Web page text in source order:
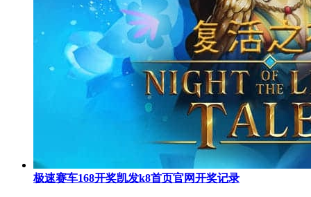
极速赛车168开奖凯发k8首页官网开奖记录